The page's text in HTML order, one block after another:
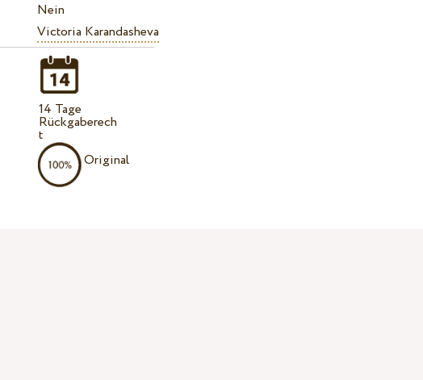
Nein
Victoria Karandasheva
14 Tage
Rückgaberech
t
Original